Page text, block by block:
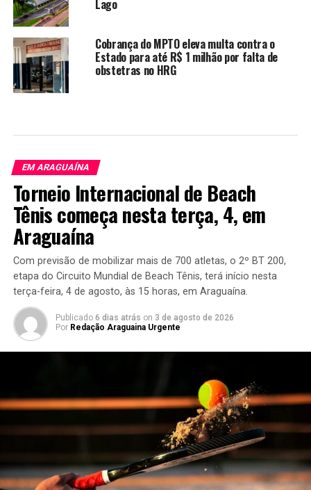
Lago
Cobrança do MPTO eleva multa contra o
Estado para até R$ 1 milhão por falta de
obstetras no HRG
EM ARAGUAÍNA
Torneio Internacional de Beach
Tênis começa nesta terça, 4, em
Araguaína
Com previsão de mobilizar mais de 700 atletas, o 2º BT 200,
etapa do Circuito Mundial de Beach Tênis, terá início nesta
terça-feira, 4 de agosto, às 15 horas, em Araguaína.
Publicado 6 dias atrás on 3 de agosto de 2026
Por Redação Araguaina Urgente